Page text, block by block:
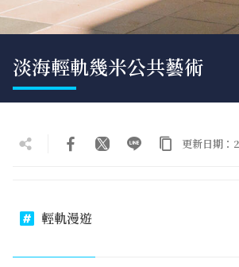
淡海輕軌幾米公共藝術
更新日期
輕軌漫遊